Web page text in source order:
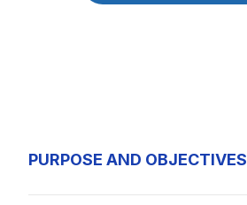
PURPOSE AND OBJECTIVES